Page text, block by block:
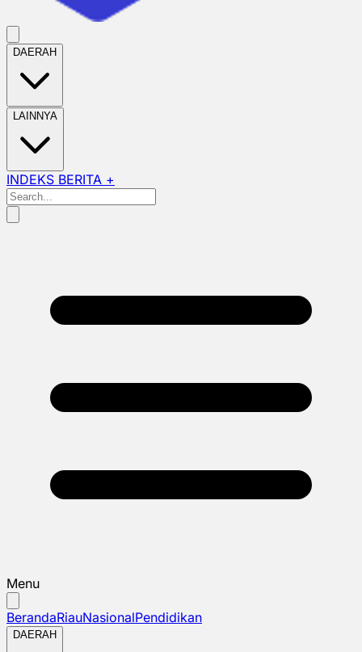
DAERAH
LAINNYA
INDEKS BERITA +
Menu
BerandaRiauNasionalPendidikan
DAERAH